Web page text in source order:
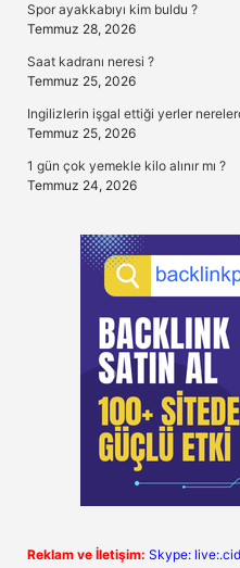
Spor ayakkabıyı kim buldu ?
Temmuz 28, 2026
Saat kadranı neresi ?
Temmuz 25, 2026
Ingilizlerin işgal ettiği yerler
Temmuz 25, 2026
1 gün çok yemekle kilo alınır mı ?
Temmuz 24, 2026
Reklam ve İletişim: Skype: